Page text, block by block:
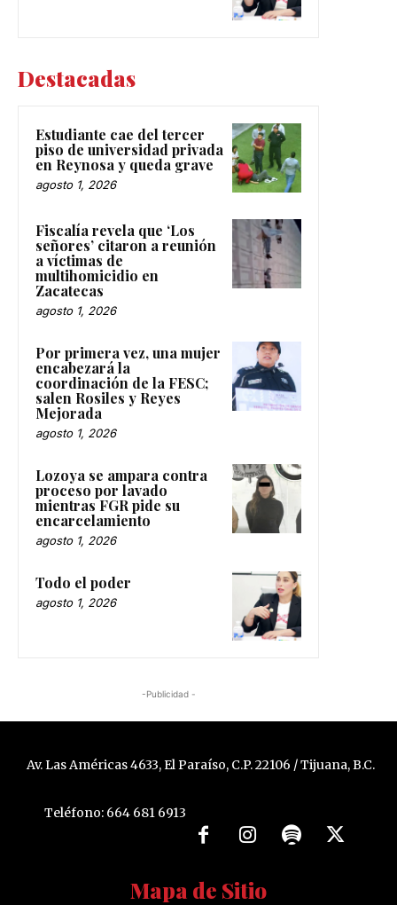
Destacadas
Estudiante cae del tercer
piso de universidad privada
en Reynosa y queda grave
agosto 1, 2026
Fiscalía revela que ‘Los
señores’ citaron a reunión
a víctimas de
multihomicidio en
Zacatecas
agosto 1, 2026
Por primera vez, una mujer
encabezará la
coordinación de la FESC;
salen Rosiles y Reyes
Mejorada
agosto 1, 2026
Lozoya se ampara contra
proceso por lavado
mientras FGR pide su
encarcelamiento
agosto 1, 2026
Todo el poder
agosto 1, 2026
-Publicidad -
Av. Las Américas 4633, El Paraíso, C.P. 22106 / Tijuana, B.C.
Teléfono: 664 681 6913
Mapa de Sitio